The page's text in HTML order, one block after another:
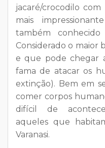
jacaré/crocodilo com
mais
também
Considerado o maior
e que pode chegar
fama de atacar os
extinção). Bem em
comer corpos
difícil de
aqueles que
Varanasi.